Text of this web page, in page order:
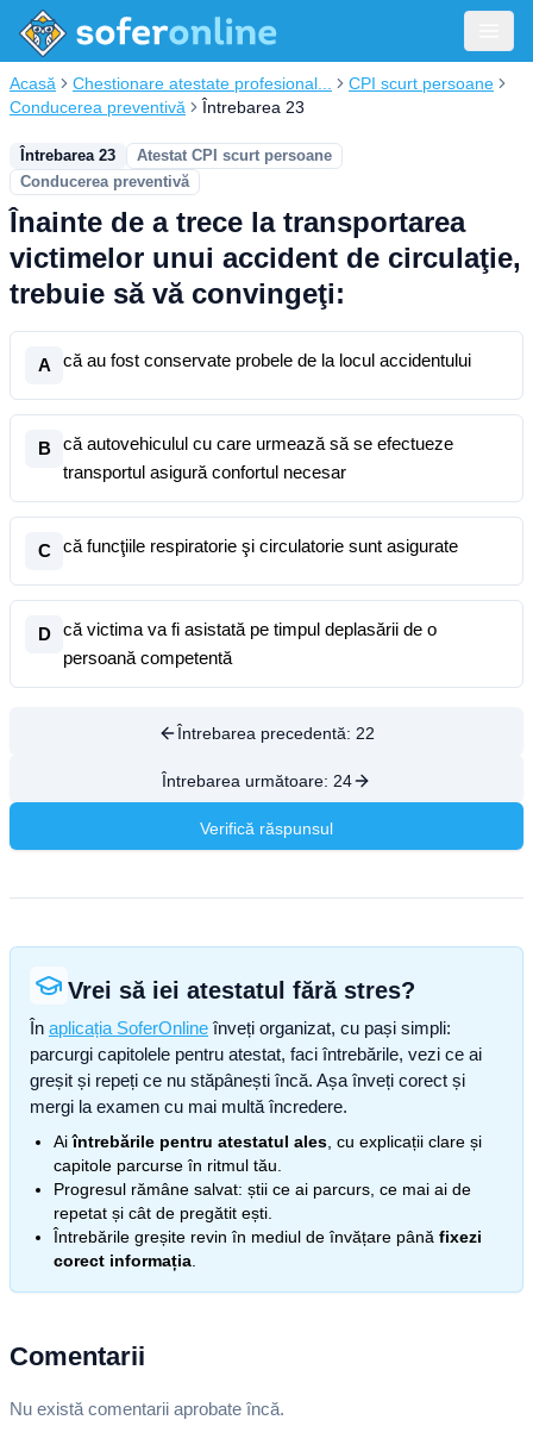
Acasă Chestionare atestate profesional...
CPI scurt persoane
Conducerea preventivă
Întrebarea 23
Întrebarea 23
Atestat CPI scurt persoane
Conducerea preventivă
Înainte de a trece la transportarea
victimelor unui accident de circulaţie,
trebuie să vă convingeţi:
A că au fost conservate probele de la locul accidentului
B
că autovehiculul cu care urmează să se efectueze
transportul asigură confortul necesar
C că funcţiile respiratorie şi circulatorie sunt asigurate
D
că victima va fi asistată pe timpul deplasării de o
persoană competentă
Întrebarea precedentă: 22
Întrebarea următoare: 24
Verifică răspunsul
Vrei să iei atestatul fără stres?
În aplicația SoferOnline înveți organizat, cu pași simpli:
parcurgi capitolele pentru atestat, faci întrebările, vezi ce ai
greșit și repeți ce nu stăpânești încă. Așa înveți corect și
mergi la examen cu mai multă încredere.
Aiîntrebările pentru atestatul ales , cu explicații clare și
capitole parcurse în ritmul tău.
Progresul rămâne salvat: știi ce ai parcurs, ce mai ai de
repetat și cât de pregătit ești.
Întrebările greșite revin în mediul de învățare până fixezi
corect informația
Comentarii
Nu există comentarii aprobate încă.